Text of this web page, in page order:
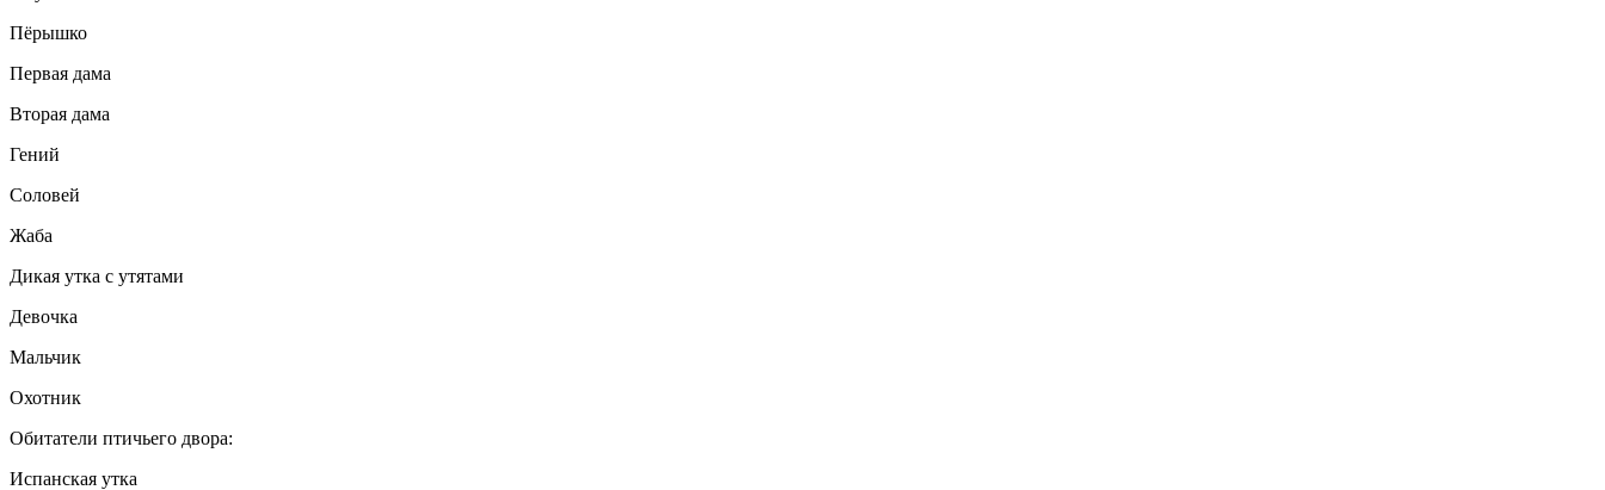
Пёрышко
Первая дама
Вторая дама
Гений
Соловей
Жаба
Дикая утка с утятами
Девочка
Мальчик
Охотник
Обитатели птичьего двора:
Испанская утка